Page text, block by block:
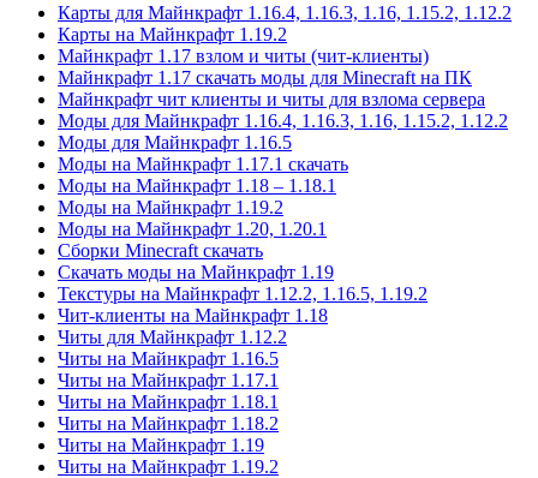
Карты для Майнкрафт 1.16.4, 1.16.3, 1.16, 1.15.2, 1.12.2
Карты на Майнкрафт 1.19.2
Майнкрафт 1.17 взлом и читы (чит-клиенты)
Майнкрафт 1.17 скачать моды для Minecraft на ПК
Майнкрафт чит клиенты и читы для взлома сервера
Моды для Майнкрафт 1.16.4, 1.16.3, 1.16, 1.15.2, 1.12.2
Моды для Майнкрафт 1.16.5
Моды на Майнкрафт 1.17.1 скачать
Моды на Майнкрафт 1.18 – 1.18.1
Моды на Майнкрафт 1.19.2
Моды на Майнкрафт 1.20, 1.20.1
Сборки Minecraft скачать
Скачать моды на Майнкрафт 1.19
Текстуры на Майнкрафт 1.12.2, 1.16.5, 1.19.2
Чит-клиенты на Майнкрафт 1.18
Читы для Майнкрафт 1.12.2
Читы на Майнкрафт 1.16.5
Читы на Майнкрафт 1.17.1
Читы на Майнкрафт 1.18.1
Читы на Майнкрафт 1.18.2
Читы на Майнкрафт 1.19
Читы на Майнкрафт 1.19.2